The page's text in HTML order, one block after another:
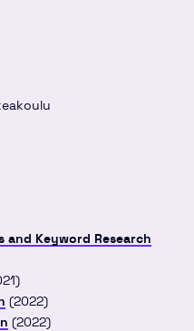
and Keyword Research
(2022)
(2022)